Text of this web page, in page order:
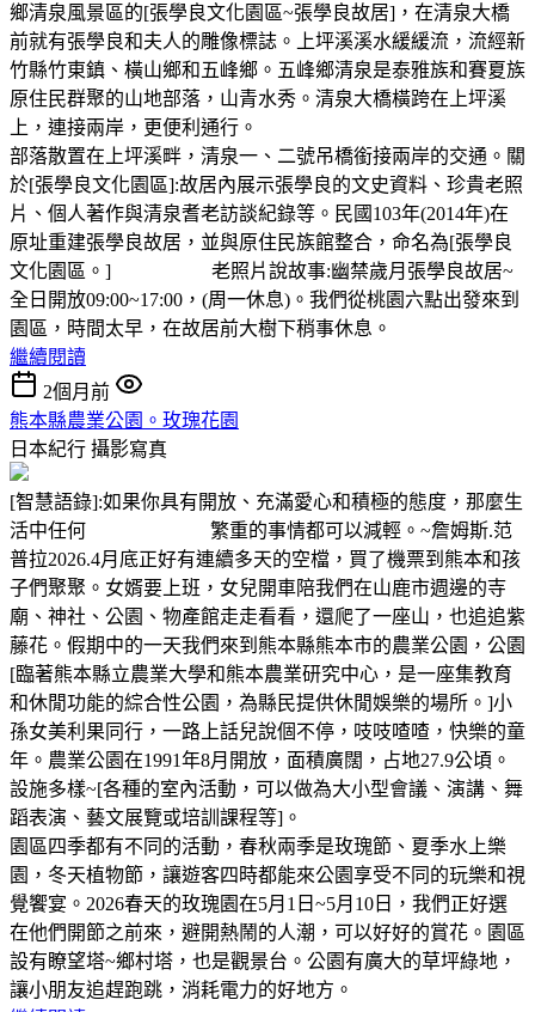
鄉清泉風景區的[張學良文化園區~張學良故居]，在清泉大橋
前就有張學良和夫人的雕像標誌。上坪溪溪水緩緩流，流經新
竹縣竹東鎮、橫山鄉和五峰鄉。五峰鄉清泉是泰雅族和賽夏族
原住民群聚的山地部落，山青水秀。清泉大橋橫跨在上坪溪
上，連接兩岸，更便利通行。
部落散置在上坪溪畔，清泉一、二號吊橋銜接兩岸的交通。關
於[張學良文化園區]:故居內展示張學良的文史資料、珍貴老照
片、個人著作與清泉耆老訪談紀錄等。民國103年(2014年)在
原址重建張學良故居，並與原住民族館整合，命名為[張學良
文化園區。] 老照片說故事:幽禁歲月張學良故居~
全日開放09:00~17:00，(周一休息)。我們從桃園六點出發來到
園區，時間太早，在故居前大樹下稍事休息。
繼續閱讀
2個月前
熊本縣農業公園。玫瑰花園
日本紀行 攝影寫真
[智慧語錄]:如果你具有開放、充滿愛心和積極的態度，那麼生
活中任何 繁重的事情都可以減輕。~詹姆斯.范
普拉2026.4月底正好有連續多天的空檔，買了機票到熊本和孩
子們聚聚。女婿要上班，女兒開車陪我們在山鹿市週邊的寺
廟、神社、公園、物產館走走看看，還爬了一座山，也追追紫
藤花。假期中的一天我們來到熊本縣熊本市的農業公園，公園
[臨著熊本縣立農業大學和熊本農業研究中心，是一座集教育
和休閒功能的綜合性公園，為縣民提供休閒娛樂的場所。]小
孫女美利果同行，一路上話兒說個不停，吱吱喳喳，快樂的童
年。農業公園在1991年8月開放，面積廣闊，占地27.9公頃。
設施多樣~[各種的室內活動，可以做為大小型會議、演講、舞
蹈表演、藝文展覽或培訓課程等]。
園區四季都有不同的活動，春秋兩季是玫瑰節、夏季水上樂
園，冬天植物節，讓遊客四時都能來公園享受不同的玩樂和視
覺饗宴。2026春天的玫瑰園在5月1日~5月10日，我們正好選
在他們開節之前來，避開熱鬧的人潮，可以好好的賞花。園區
設有瞭望塔~鄉村塔，也是觀景台。公園有廣大的草坪綠地，
讓小朋友追趕跑跳，消耗電力的好地方。